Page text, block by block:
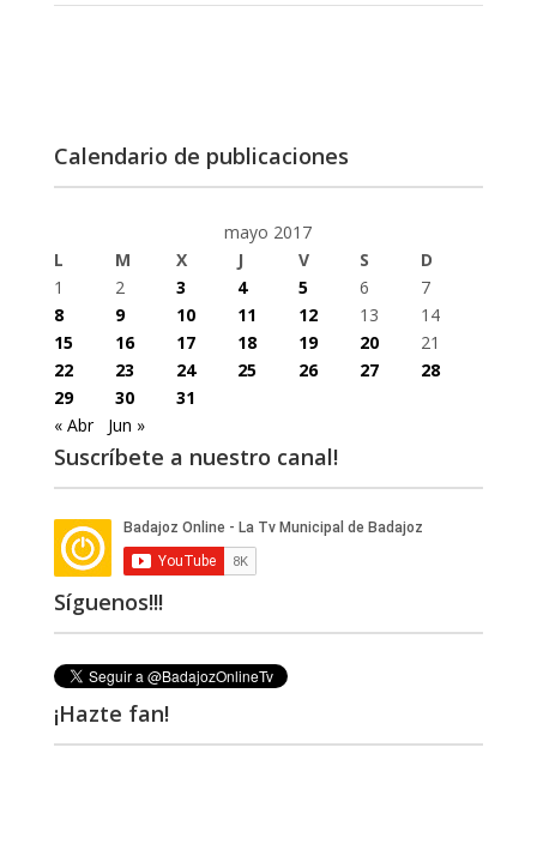
Calendario de publicaciones
mayo 2017
L
M X J V S
D
1
2 3 4 5 6
7
8
9 10 11 12 13
14
15
16 17 18 19 20
21
22
23 24 25 26 27
28
29
30
31
« Abr
Jun »
Suscríbete a nuestro canal!
Síguenos!!!
¡Hazte fan!